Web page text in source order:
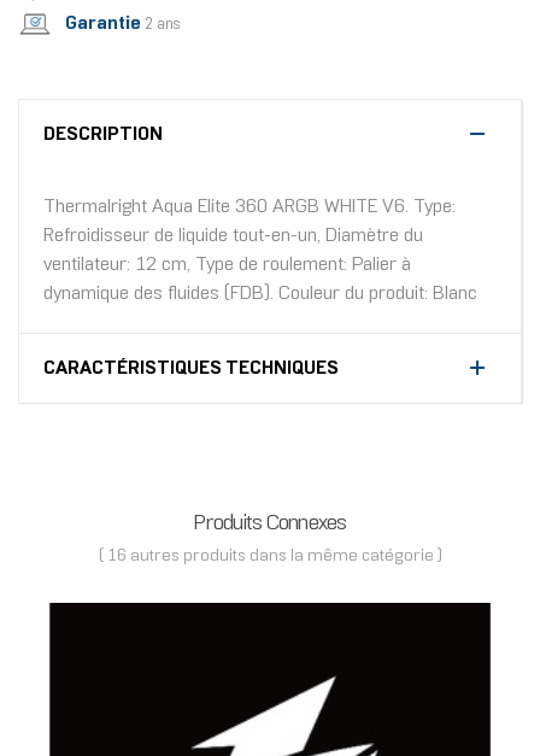
Garantie 2 ans
DESCRIPTION
Thermalright Aqua Elite 360 ARGB WHITE V6. Type:
Refroidisseur de liquide tout-en-un, Diamètre du
ventilateur: 12 cm, Type de roulement: Palier à
dynamique des fluides (FDB). Couleur du produit: Blanc
CARACTÉRISTIQUES TECHNIQUES
Produits Connexes
( 16 autres produits dans la même catégorie )